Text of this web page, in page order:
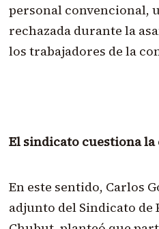
personal convencional,
rechazada durante la
los trabajadores de la
El sindicato cuestiona
En este sentido, Carlos
adjunto del Sindicato de